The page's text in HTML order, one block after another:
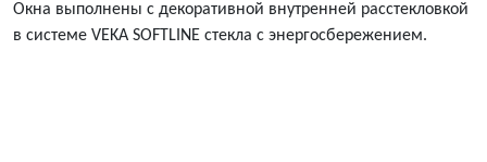
Окна выполнены с декоративной внутренней расстекловкой
в системе VEKA SOFTLINE стекла с энергосбережением.